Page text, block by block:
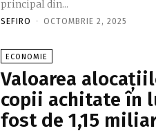
principal din...
SEFIRO - OCTOMBRIE 2, 2025
ECONOMIE
Valoarea
copii achitate în
fost de 1,15